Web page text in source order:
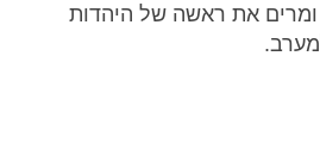
ומרים את ראשה של היהדות